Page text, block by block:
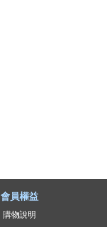
會員權益
購物說明